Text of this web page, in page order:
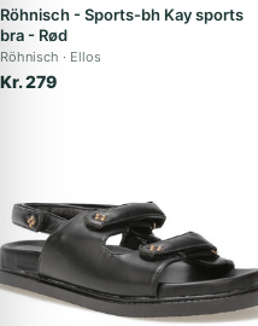
Röhnisch - Sports-bh Kay sports
bra - Rød
Röhnisch Ellos
Kr. 279